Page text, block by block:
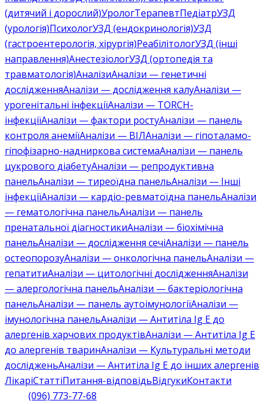
(дитячий і дорослий)УрологТерапевтПедіатрУЗД
(урологія)ПсихологУЗД (ендокринологія)УЗД
(гастроентерологія, хірургія)РеабілітологУЗД (інші
направлення)АнестезіологУЗД (ортопедія та
травматологія)АналізиАналізи — генетичні
дослідженняАналізи — дослідження калуАналізи —
урогенітальні інфекціїАналізи — TORCH-
інфекціїАналізи — фактори ростуАналізи — панель
контроля анеміїАналізи — ВІЛАналізи — гіпоталамо-
гіпофізарно-надниркова системаАналізи — панель
цукрового діабетуАналізи — репродуктивна
панельАналізи — тиреоїдна панельАналізи — Інші
інфекціїАналізи — кардіо-ревматоїдна панельАналізи
— гематологічна панельАналізи — панель
пренатальної діагностикиАналізи — біохімічна
панельАналізи — дослідження сечіАналізи — панель
остеопорозуАналізи — онкологічна панельАналізи —
гепатитиАналізи — цитологічні дослідженняАналізи
— алергологічна панельАналізи — бактеріологічна
панельАналізи — панель аутоімунологіїАналізи —
імунологічна панельАналізи — Антитіла Ig E до
алергенів харчових продуктівАналізи — Антитіла Ig E
до алергенів тваринАналізи — Культуральні методи
дослідженьАналізи — Антитіла Ig E до інших алергенів
ЛікаріСтаттіПитання-відповідьВідгукиКонтакти
(096) 773-77-68